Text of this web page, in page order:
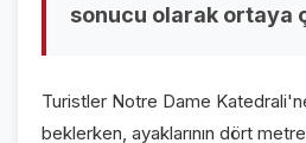
sonucu olarak ortaya
Turistler Notre Dame
beklerken, ayaklarının dört